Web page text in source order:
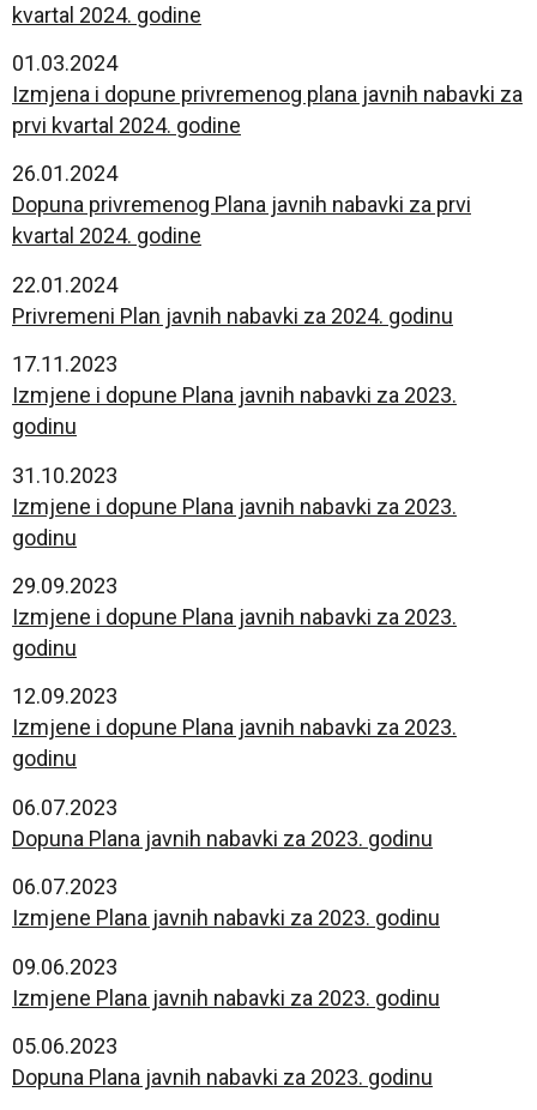
kvartal 2024. godine
01.03.2024
Izmjena i dopune privremenog plana javnih nabavki za
prvi kvartal 2024. godine
26.01.2024
Dopuna privremenog Plana javnih nabavki za prvi
kvartal 2024. godine
22.01.2024
Privremeni Plan javnih nabavki za 2024. godinu
17.11.2023
Izmjene i dopune Plana javnih nabavki za 2023.
godinu
31.10.2023
Izmjene i dopune Plana javnih nabavki za 2023.
godinu
29.09.2023
Izmjene i dopune Plana javnih nabavki za 2023.
godinu
12.09.2023
Izmjene i dopune Plana javnih nabavki za 2023.
godinu
06.07.2023
Dopuna Plana javnih nabavki za 2023. godinu
06.07.2023
Izmjene Plana javnih nabavki za 2023. godinu
09.06.2023
Izmjene Plana javnih nabavki za 2023. godinu
05.06.2023
Dopuna Plana javnih nabavki za 2023. godinu